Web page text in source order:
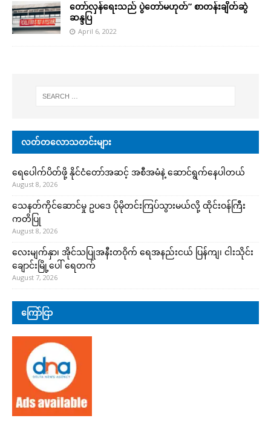
တော်လှန်ရေးသည် ပွဲတော်မဟုတ်” စာတန်းချိတ်ဆွဲ
ဆန္ဒပြ
April 6, 2022
လတ်တလောသတင်းများ
ရေပေါက်ပိတ်ဖို့ နိုင်ငံတော်အဆင့် အစီအမံနဲ့ ဆောင်ရွက်နေပါတယ်
August 8, 2026
သေနတ်ကိုင်ဆောင်မှု ဥပဒေ ပိုမိုတင်းကြပ်သွားမယ်လို့ ထိုင်းဝန်ကြီး
ကတိပြု
August 8, 2026
လေးမျက်နှာ၊ အိုင်သပြုအနီးတဝိုက် ရေအနည်းငယ် ပြန်ကျ၊ ငါးသိုင်း
ချောင်းမြို့ပေါ် ရေတက်
August 7, 2026
ကြော်ငြာ